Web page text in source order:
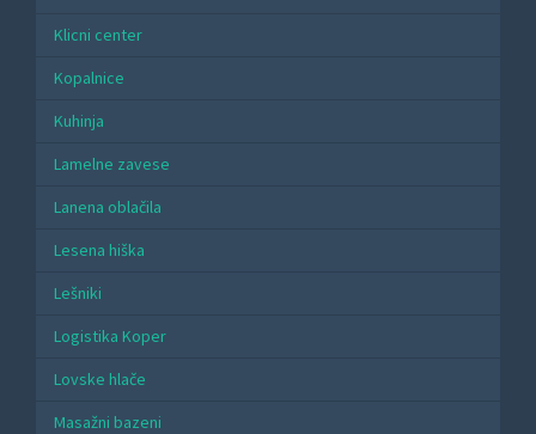
Klicni center
Kopalnice
Kuhinja
Lamelne zavese
Lanena oblačila
Lesena hiška
Lešniki
Logistika Koper
Lovske hlače
Masažni bazeni